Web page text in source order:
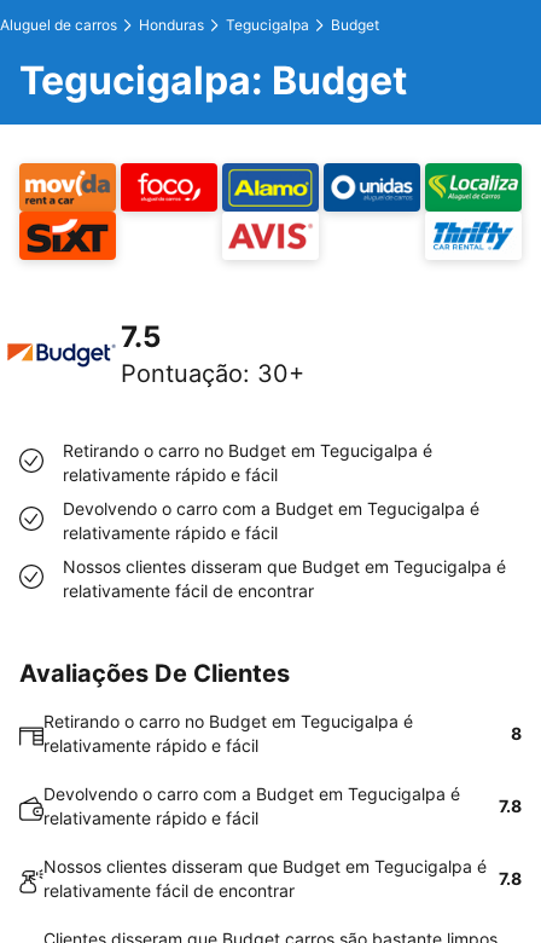
Aluguel de carros Honduras Tegucigalpa Budget
Tegucigalpa: Budget
7.5
Pontuação: 30+
Retirando o carro no Budget em Tegucigalpa é
relativamente rápido e fácil
Devolvendo o carro com a Budget em Tegucigalpa é
relativamente rápido e fácil
Nossos clientes disseram que Budget em Tegucigalpa é
relativamente fácil de encontrar
Avaliações De Clientes
Retirando o carro no Budget em Tegucigalpa é
relativamente rápido e fácil
8
Devolvendo o carro com a Budget em Tegucigalpa é
relativamente rápido e fácil
7.8
Nossos clientes disseram que Budget em Tegucigalpa é
relativamente fácil de encontrar
7.8
Clientes disseram que Budget carros são bastante limpos